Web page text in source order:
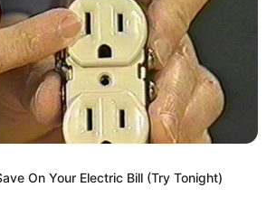
On Your Electric Bill (Try Tonight)